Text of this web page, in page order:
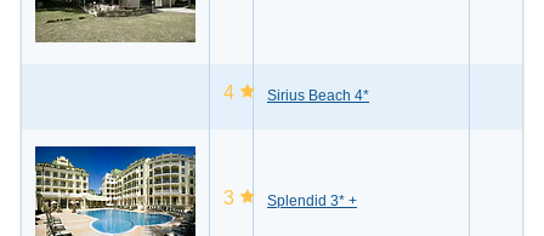
4 Sirius Beach 4*
3 Splendid 3* +